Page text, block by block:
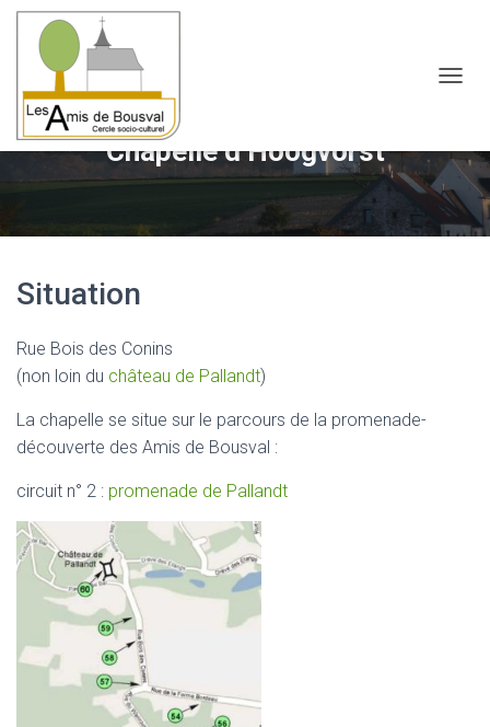
Chapelle d’Hoogvorst
Situation
Rue Bois des Conins
(non loin du château de Pallandt)
La chapelle se situe sur le parcours de la promenade-
découverte des Amis de Bousval :
circuit n° 2 : promenade de Pallandt